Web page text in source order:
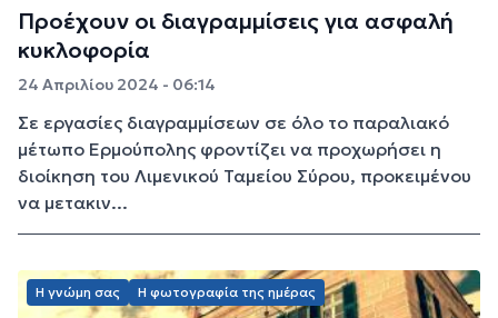
Προέχουν οι διαγραμμίσεις για ασφαλή
κυκλοφορία
24 Απριλίου 2024 - 06:14
Σε εργασίες διαγραμμίσεων σε όλο το παραλιακό
μέτωπο Ερμούπολης φροντίζει να προχωρήσει η
διοίκηση του Λιμενικού Ταμείου Σύρου, προκειμένου
να μετακιν...
Η γνώμη σας Η φωτογραφία της ημέρας